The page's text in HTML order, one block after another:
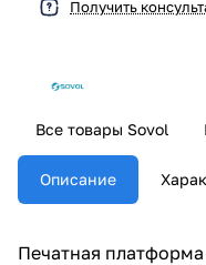
Получить
Все товары Sovol
Описание
Печатная